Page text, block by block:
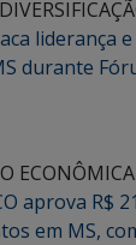
liderança
durante
ECONÔMICA
aprova R$
em MS,